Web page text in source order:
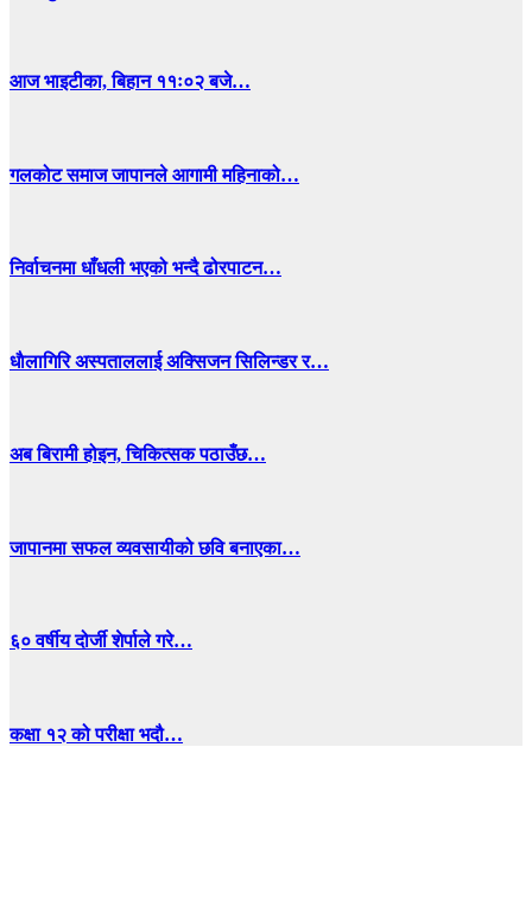
आज भाइटीका, बिहान ११ः०२ बजे…
गलकोट समाज जापानले आगामी महिनाको…
निर्वाचनमा धाँधली भएको भन्दै ढोरपाटन…
धाैलागिरि अस्पताललाई अक्सिजन सिलिन्डर र…
अब बिरामी होइन, चिकित्सक पठाउँछ…
जापानमा सफल व्यवसायीको छवि बनाएका…
६० वर्षीय दोर्जी शेर्पाले गरे…
कक्षा १२ को परीक्षा भदौ…